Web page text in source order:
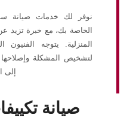
نوفر لك خدمات صيانة
المنزلية. يتوجه
لتشخيص المشكلة
إلى
صيانة